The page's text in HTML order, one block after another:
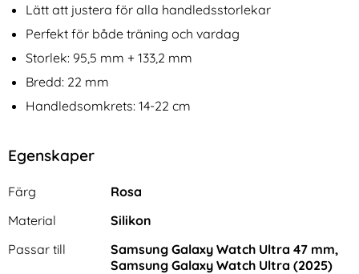
Lätt att justera för alla handledsstorlekar
Perfekt för både träning och vardag
Storlek: 95,5 mm + 133,2 mm
Bredd: 22 mm
Handledsomkrets: 14-22 cm
Egenskaper
Egenskaper/attribut för denna produkt
Attribut
Färg
Rosa
Material
Silikon
Passar till
Samsung Galaxy Watch Ultra 47 mm,
Samsung Galaxy Watch Ultra (2025)